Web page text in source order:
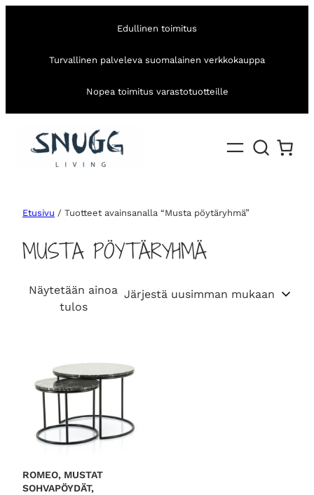
Edullinen toimitus
Turvallinen palveleva suomalainen verkkokauppa
Nopea toimitus varastotuotteille
Etusivu / Tuotteet avainsanalla “Musta pöytäryhmä”
MUSTA PÖYTÄRYHMÄ
Näytetään ainoa
tulos
ROMEO, MUSTAT
SOHVAPÖYDÄT,